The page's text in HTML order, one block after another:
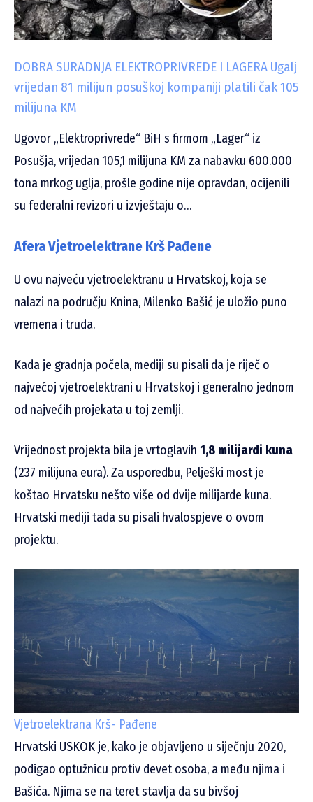
DOBRA SURADNJA ELEKTROPRIVREDE I LAGERA Ugalj
vrijedan 81 milijun posuškoj kompaniji platili čak 105
milijuna KM
Ugovor „Elektroprivrede“ BiH s firmom „Lager“ iz
Posušja, vrijedan 105,1 milijuna KM za nabavku 600.000
tona mrkog uglja, prošle godine nije opravdan, ocijenili
su federalni revizori u izvještaju o…
Afera Vjetroelektrane Krš Pađene
U ovu najveću vjetroelektranu u Hrvatskoj, koja se
nalazi na području Knina, Milenko Bašić je uložio puno
vremena i truda.
Kada je gradnja počela, mediji su pisali da je riječ o
najvećoj vjetroelektrani u Hrvatskoj i generalno jednom
od najvećih projekata u toj zemlji.
Vrijednost projekta bila je vrtoglavih 1,8 milijardi kuna
(237 milijuna eura). Za usporedbu, Pelješki most je
koštao Hrvatsku nešto više od dvije milijarde kuna.
Hrvatski mediji tada su pisali hvalospjeve o ovom
projektu.
Vjetroelektrana Krš- Pađene
Hrvatski USKOK je, kako je objavljeno u siječnju 2020,
podigao optužnicu protiv devet osoba, a među njima i
Bašića. Njima se na teret stavlja da su bivšoj